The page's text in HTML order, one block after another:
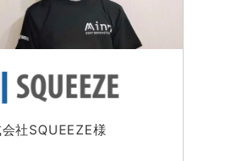
社SQUEEZE様